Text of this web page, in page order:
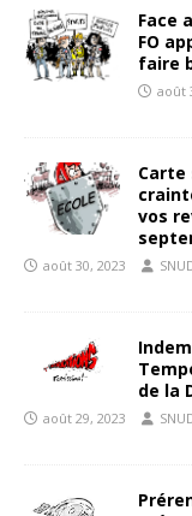
Face
FO
faire
août
Carte
vos
août 30, 2023
de la
août 29, 2023